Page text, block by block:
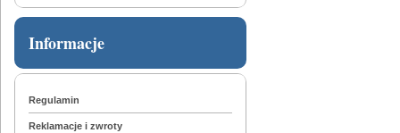
Informacje
Regulamin
Reklamacje i zwroty